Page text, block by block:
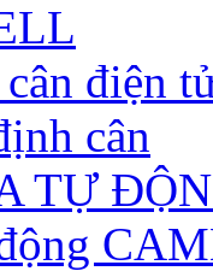
điện
cân
TỰ